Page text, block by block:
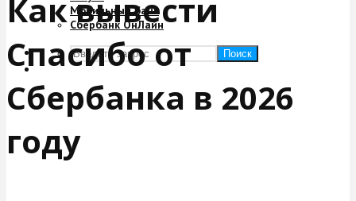
Мобильный банк
Сбербанк ОнЛайн
Поиск
Как вывести
Спасибо от
Сбербанка в 2026
году